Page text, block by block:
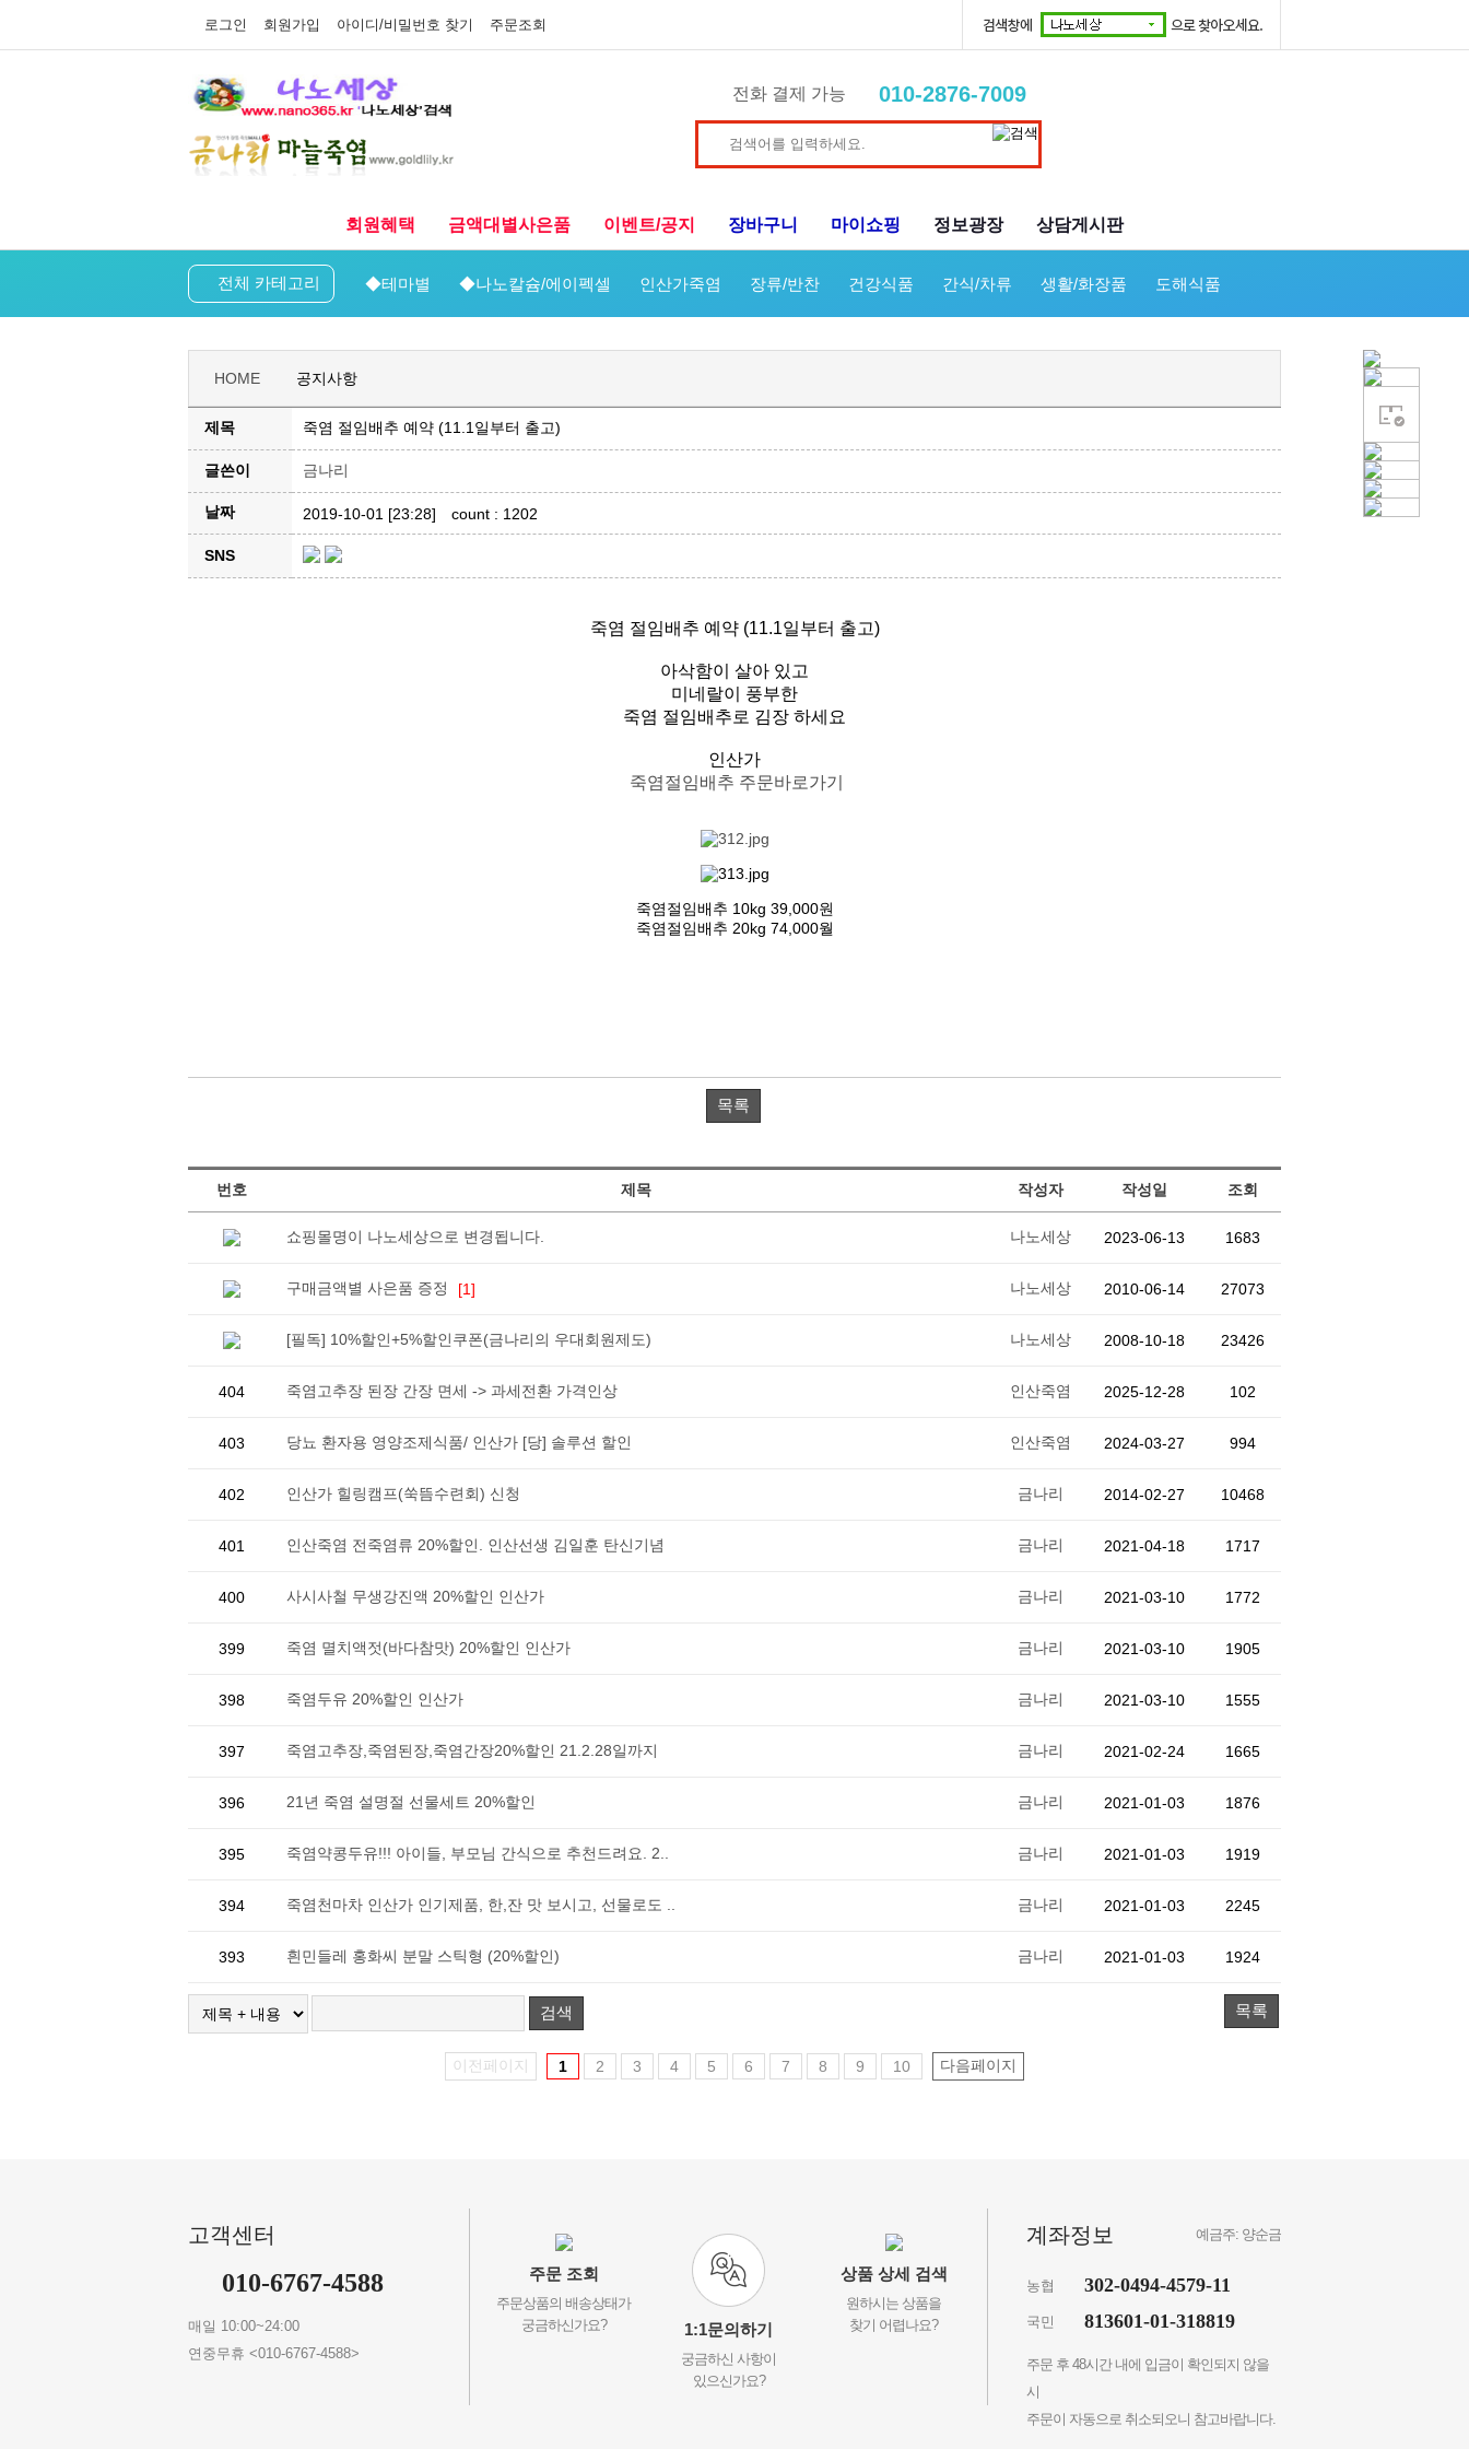
로그인 회원가입 아이디/비밀번호 찾기 주문조회
전화 결제 가능 010-2876-7009
회원혜택 금액대별사은품 이벤트/공지 장바구니 마이쇼핑 정보광장 상담게시판
전체 카테고리 ◆테마별 ◆나노칼슘/에이펙셀 인산가죽염 장류/반찬 건강식품 간식/차류 생활/화장품 도해식품
HOME 공지사항
제목 죽염 절임배추 예약 (11.1일부터 출고)
글쓴이 금나리
날짜 2019-10-01 [23:28] count : 1202
SNS
죽염 절임배추 예약 (11.1일부터 출고)
아삭함이 살아 있고
미네랄이 풍부한
죽염 절임배추로 김장 하세요
인산가
죽염절임배추 주문바로가기
죽염절임배추 10kg 39,000원
죽염절임배추 20kg 74,000월
목록
번호 제목 작성자 작성일 조회
쇼핑몰명이 나노세상으로 변경됩니다. 나노세상 2023-06-13 1683
구매금액별 사은품 증정 [1] 나노세상 2010-06-14 27073
[필독] 10%할인+5%할인쿠폰(금나리의 우대회원제도) 나노세상 2008-10-18 23426
404 죽염고추장 된장 간장 면세 -> 과세전환 가격인상 인산죽염 2025-12-28 102
403 당뇨 환자용 영양조제식품/ 인산가 [당] 솔루션 할인 인산죽염 2024-03-27 994
402 인산가 힐링캠프(쑥뜸수련회) 신청 금나리 2014-02-27 10468
401 인산죽염 전죽염류 20%할인. 인산선생 김일훈 탄신기념 금나리 2021-04-18 1717
400 사시사철 무생강진액 20%할인 인산가 금나리 2021-03-10 1772
399 죽염 멸치액젓(바다참맛) 20%할인 인산가 금나리 2021-03-10 1905
398 죽염두유 20%할인 인산가 금나리 2021-03-10 1555
397 죽염고추장,죽염된장,죽염간장20%할인 21.2.28일까지 금나리 2021-02-24 1665
396 21년 죽염 설명절 선물세트 20%할인 금나리 2021-01-03 1876
395 죽염약콩두유!!! 아이들, 부모님 간식으로 추천드려요. 2.. 금나리 2021-01-03 1919
394 죽염천마차 인산가 인기제품, 한,잔 맛 보시고, 선물로도 .. 금나리 2021-01-03 2245
393 흰민들레 홍화씨 분말 스틱형 (20%할인) 금나리 2021-01-03 1924
검색 목록
이전페이지 1 2 3 4 5 6 7 8 9 10 다음페이지
고객센터
010-6767-4588
매일 10:00~24:00
연중무휴 <010-6767-4588>
주문 조회
주문상품의 배송상태가
궁금하신가요?
1:1문의하기
궁금하신 사항이
있으신가요?
상품 상세 검색
원하시는 상품을
찾기 어렵나요?
계좌정보 예금주: 양순금
농협
국민
302-0494-4579-11
813601-01-318819
주문 후 48시간 내에 입금이 확인되지 않을
시
주문이 자동으로 취소되오니 참고바랍니다.